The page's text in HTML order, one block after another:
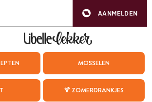
AANMELDEN
MOSSELEN
🍹 ZOMERDRANKJES